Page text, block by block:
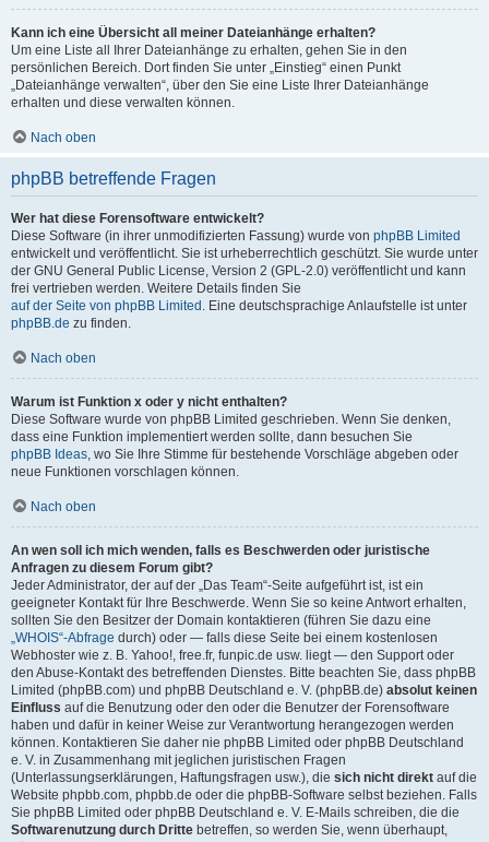
Kann ich eine Übersicht all meiner Dateianhänge erhalten?
Um eine Liste all Ihrer Dateianhänge zu erhalten, gehen Sie in den
persönlichen Bereich. Dort finden Sie unter „Einstieg“ einen Punkt
„Dateianhänge verwalten“, über den Sie eine Liste Ihrer Dateianhänge
erhalten und diese verwalten können.
Nach oben
phpBB betreffende Fragen
Wer hat diese Forensoftware entwickelt?
Diese Software (in ihrer unmodifizierten Fassung) wurde von phpBB Limited
entwickelt und veröffentlicht. Sie ist urheberrechtlich geschützt. Sie wurde unter
der GNU General Public License, Version 2 (GPL-2.0) veröffentlicht und kann
frei vertrieben werden. Weitere Details finden Sie
auf der Seite von phpBB Limited . Eine deutschsprachige Anlaufstelle ist unter
phpBB.de zu finden.
Nach oben
Warum ist Funktion x oder y nicht enthalten?
Diese Software wurde von phpBB Limited geschrieben. Wenn Sie denken,
dass eine Funktion implementiert werden sollte, dann besuchen Sie
phpBB Ideas, wo Sie Ihre Stimme für bestehende Vorschläge abgeben oder
neue Funktionen vorschlagen können.
Nach oben
An wen soll ich mich wenden, falls es Beschwerden oder juristische
Anfragen zu diesem Forum gibt?
Jeder Administrator, der auf der „Das Team“-Seite aufgeführt ist, ist ein
geeigneter Kontakt für Ihre Beschwerde. Wenn Sie so keine Antwort erhalten,
sollten Sie den Besitzer der Domain kontaktieren (führen Sie dazu eine
„WHOIS“-Abfrage durch) oder — falls diese Seite bei einem kostenlosen
Webhoster wie z. B. Yahoo!, free.fr, funpic.de usw. liegt — den Support oder
den Abuse-Kontakt des betreffenden Dienstes. Bitte beachten Sie, dass phpBB
Limited (phpBB.com) und phpBB Deutschland e. V. (phpBB.de) absolut keinen
Einfluss auf die Benutzung oder den oder die Benutzer der Forensoftware
haben und dafür in keiner Weise zur Verantwortung herangezogen werden
können. Kontaktieren Sie daher nie phpBB Limited oder phpBB Deutschland
e. V. in Zusammenhang mit jeglichen juristischen Fragen
(Unterlassungserklärungen, Haftungsfragen usw.), die sich nicht direkt auf die
Website phpbb.com, phpbb.de oder die phpBB-Software selbst beziehen. Falls
Sie phpBB Limited oder phpBB Deutschland e. V. E-Mails schreiben, die die
Softwarenutzung durch Dritte betreffen, so werden Sie, wenn überhaupt,